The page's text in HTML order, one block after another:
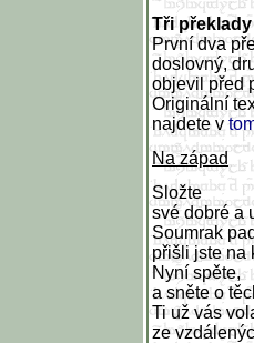
Tři
První dva
doslovný,
objevil před
Originální
najdete v
Na západ
Složte
své dobré a
Soumrak
přišli jste na
Nyní spěte,
a sněte o
Ti už vás
ze